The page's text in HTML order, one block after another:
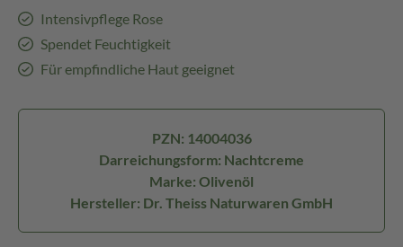
Intensivpflege Rose
Spendet Feuchtigkeit
Für empfindliche Haut geeignet
PZN: 14004036
Darreichungsform: Nachtcreme
Marke: Olivenöl
Hersteller: Dr. Theiss Naturwaren GmbH